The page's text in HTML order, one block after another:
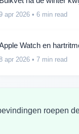
apr 2026 • 6 min read
Watch en
apr 2026 • 7 min read
roepen